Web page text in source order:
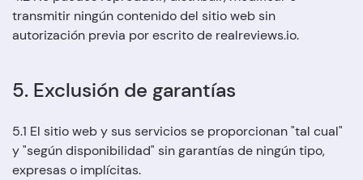
transmitir ningún contenido del sitio web sin
autorización previa por escrito de realreviews.io.
5. Exclusión de garantías
5.1 El sitio web y sus servicios se proporcionan "tal cual"
y "según disponibilidad" sin garantías de ningún tipo,
expresas o implícitas.